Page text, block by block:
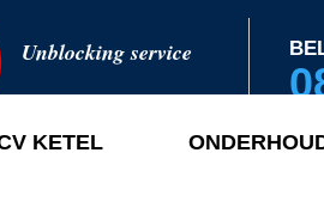
Unblocking service
KETEL